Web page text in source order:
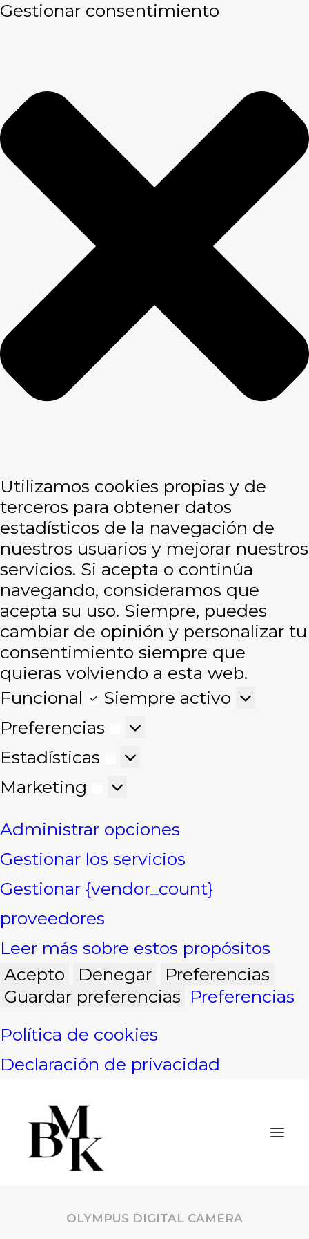
Gestionar consentimiento
Utilizamos cookies propias y de
terceros para obtener datos
estadísticos de la navegación de
nuestros usuarios y mejorar nuestros
servicios. Si acepta o continúa
navegando, consideramos que
acepta su uso. Siempre, puedes
cambiar de opinión y personalizar tu
consentimiento siempre que
quieras volviendo a esta web.
Funcional
Funcional
Siempre activo
Preferencias
Preferencias
Estadísticas
Estadísticas
Marketing
Marketing
Administrar opciones
Gestionar los servicios
Gestionar {vendor_count}
proveedores
Leer más sobre estos propósitos
Acepto
Denegar
Preferencias
Guardar preferencias Preferencias
Política de cookies
Declaración de privacidad
OLYMPUS DIGITAL CAMERA